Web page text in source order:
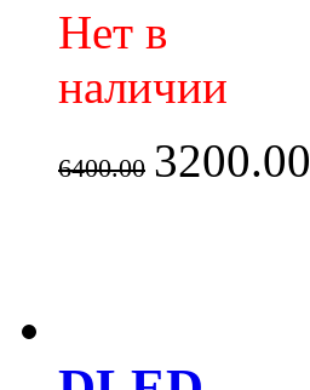
Нет в
наличии
6400.00 3200.00